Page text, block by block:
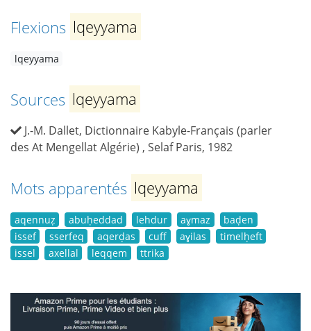
Flexions lqeyyama
lqeyyama
Sources lqeyyama
J.-M. Dallet, Dictionnaire Kabyle-Français (parler
des At Mengellat Algérie) , Selaf Paris, 1982
Mots apparentés lqeyyama
aqennuẓ abuḥeddad lehdur aɣmaz
baḍen
issef
sserfeq aqerḍas cuff aɣilas
timelḥeft
issel
axellal leqqem ttrika